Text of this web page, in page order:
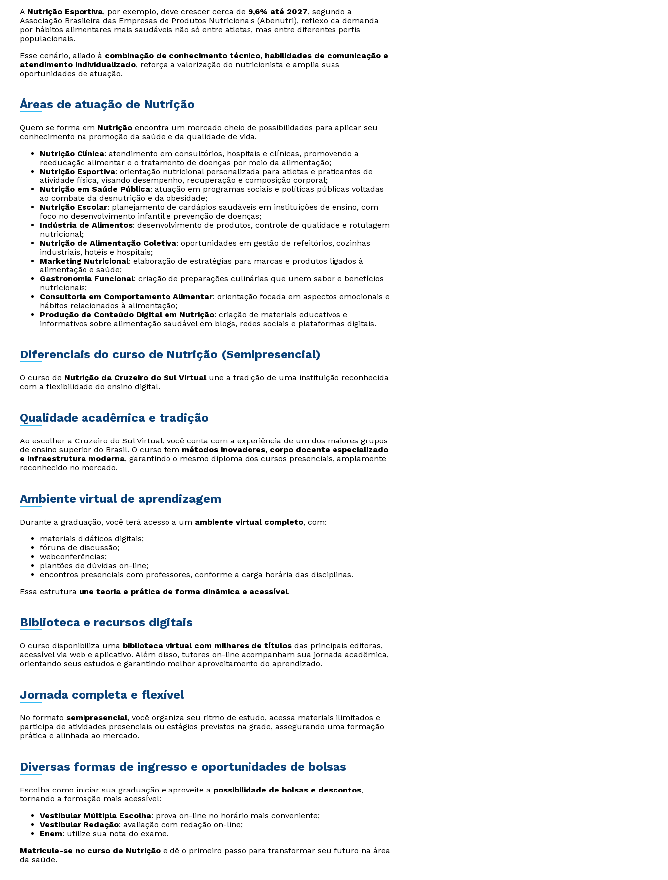
A Nutrição Esportiva, por exemplo, deve crescer cerca de 9,6% até 2027, segundo a
Associação Brasileira das Empresas de Produtos Nutricionais (Abenutri), reflexo da demanda
por hábitos alimentares mais saudáveis não só entre atletas, mas entre diferentes perfis
populacionais.
Esse cenário, aliado à combinação de conhecimento técnico, habilidades de comunicação e
atendimento individualizado, reforça a valorização do nutricionista e amplia suas
oportunidades de atuação.
Áreas de atuação de Nutrição
Quem se forma em Nutrição encontra um mercado cheio de possibilidades para aplicar seu
conhecimento na promoção da saúde e da qualidade de vida.
Nutrição Clínica: atendimento em consultórios, hospitais e clínicas, promovendo a
reeducação alimentar e o tratamento de doenças por meio da alimentação;
Nutrição Esportiva: orientação nutricional personalizada para atletas e praticantes de
atividade física, visando desempenho, recuperação e composição corporal;
Nutrição em Saúde Pública: atuação em programas sociais e políticas públicas voltadas
ao combate da desnutrição e da obesidade;
Nutrição Escolar: planejamento de cardápios saudáveis em instituições de ensino, com
foco no desenvolvimento infantil e prevenção de doenças;
Indústria de Alimentos: desenvolvimento de produtos, controle de qualidade e rotulagem
nutricional;
Nutrição de Alimentação Coletiva: oportunidades em gestão de refeitórios, cozinhas
industriais, hotéis e hospitais;
Marketing Nutricional: elaboração de estratégias para marcas e produtos ligados à
alimentação e saúde;
Gastronomia Funcional: criação de preparações culinárias que unem sabor e benefícios
nutricionais;
Consultoria em Comportamento Alimentar: orientação focada em aspectos emocionais e
hábitos relacionados à alimentação;
Produção de Conteúdo Digital em Nutrição: criação de materiais educativos e
informativos sobre alimentação saudável em blogs, redes sociais e plataformas digitais.
Diferenciais do curso de Nutrição (Semipresencial)
O curso de Nutrição da Cruzeiro do Sul Virtualune a tradição de uma instituição reconhecida
com a flexibilidade do ensino digital.
Qualidade acadêmica e tradição
Ao escolher a Cruzeiro do Sul Virtual, você conta com a experiência de um dos maiores grupos
de ensino superior do Brasil. O curso tem métodos inovadores, corpo docente especializado
e infraestrutura moderna, garantindo o mesmo diploma dos cursos presenciais, amplamente
reconhecido no mercado.
Ambiente virtual de aprendizagem
Durante a graduação, você terá acesso a um ambiente virtual completo, com:
materiais didáticos digitais;
fóruns de discussão;
webconferências;
plantões de dúvidas on-line;
encontros presenciais com professores, conforme a carga horária das disciplinas.
Essa estrutura une teoria e prática de forma dinâmica e acessível.
Biblioteca e recursos digitais
O curso disponibiliza uma biblioteca virtual com milhares de títulos das principais editoras,
acessível via web e aplicativo. Além disso, tutores on-line acompanham sua jornada acadêmica,
orientando seus estudos e garantindo melhor aproveitamento do aprendizado.
Jornada completa e flexível
No formato semipresencial, você organiza seu ritmo de estudo, acessa materiais ilimitados e
participa de atividades presenciais ou estágios previstos na grade, assegurando uma formação
prática e alinhada ao mercado.
Diversas formas de ingresso e oportunidades de bolsas
Escolha como iniciar sua graduação e aproveite a possibilidade de bolsas e descontos,
tornando a formação mais acessível:
Vestibular Múltipla Escolha: prova on-line no horário mais conveniente;
Vestibular Redação: avaliação com redação on-line;
Enem: utilize sua nota do exame.
Matricule-se no curso de Nutrição e dê o primeiro passo para transformar seu futuro na área
da saúde.
Rápido e fácil
WhatsApp
Estou de acordo com a Política de Privacidade.
autorizo que meus dados sejam utilizados para o
envio de conteúdos da Cruzeiro do Sul.
Rápido e fácil
WhatsApp
Estou de acordo com a Política de Privacidade.
autorizo que meus dados sejam utilizados para o
envio de conteúdos da Cruzeiro do Sul.